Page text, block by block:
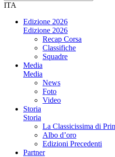
ITA
Edizione 2026
Edizione 2026
Recap Corsa
Classifiche
Squadre
Media
Media
News
Foto
Video
Storia
Storia
La Classicissima di
Albo d’oro
Edizioni Precedenti
Partner